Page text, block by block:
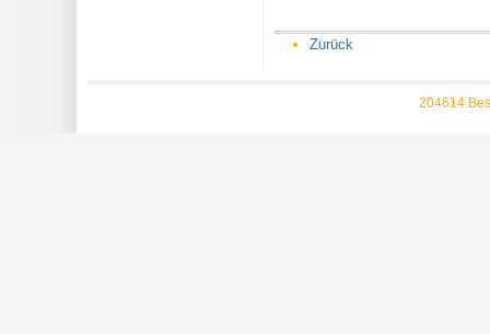
Zurück
204614